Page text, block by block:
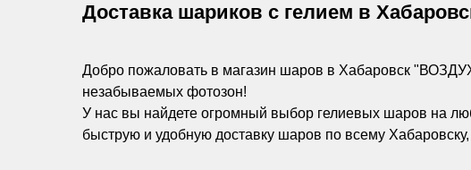
Доставка шариков с гелием в
Добро пожаловать в магазин шаров в Хабаровск
незабываемых фотозон!
У нас вы найдете огромный выбор гелиевых шаров на
быструю и удобную доставку шаров по всему